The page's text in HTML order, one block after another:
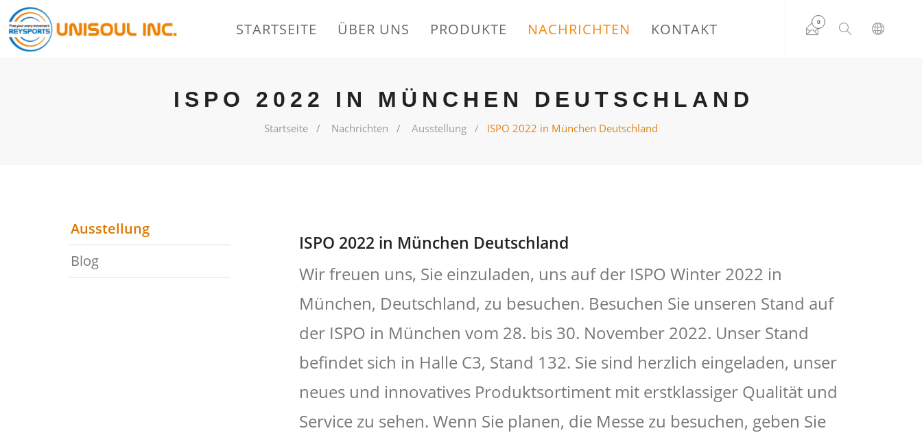
0
STARTSEITE ÜBER UNS PRODUKTE NACHRICHTEN KONTAKT
ISPO 2022 IN MÜNCHEN DEUTSCHLAND
Startseite Nachrichten Ausstellung ISPO 2022 in München Deutschland
Ausstellung
Blog
ISPO 2022 in München Deutschland
Wir freuen uns, Sie einzuladen, uns auf der ISPO Winter 2022 in
München, Deutschland, zu besuchen. Besuchen Sie unseren Stand auf
der ISPO in München vom 28. bis 30. November 2022. Unser Stand
befindet sich in Halle C3, Stand 132. Sie sind herzlich eingeladen, unser
neues und innovatives Produktsortiment mit erstklassiger Qualität und
Service zu sehen. Wenn Sie planen, die Messe zu besuchen, geben Sie